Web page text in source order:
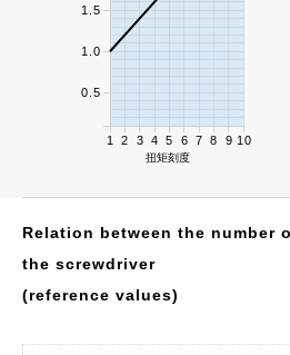
1 2 3 4 5 6 7 8 9 10
扭矩刻度
0.5
1.0
1.5
Relation between the number
the screwdriver
(reference values)